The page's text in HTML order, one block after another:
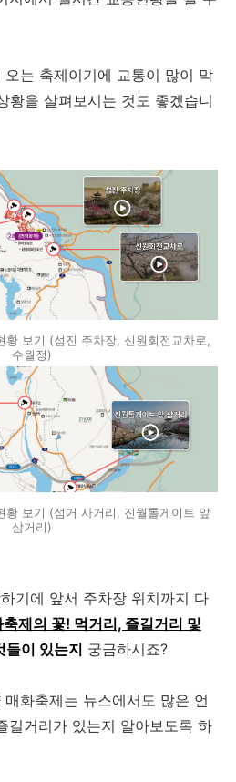
는 축제이기에 교통이 많이 막
황을 살펴보시는 것도 좋겠습니
보기 (섬진 주차장, 신원회전교차로,
수월정)
황 보기 (섬거 사거리, 진월톨게이트 앞
삼거리)
기에 앞서 주차장 위치까지 다
제의 꽃! 먹거리, 즐길거리 및
들이 있는지 궁금하시죠?
화축제는 뉴스에서도 많은 언
길거리가 있는지 알아보도록 하